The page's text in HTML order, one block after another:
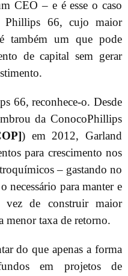
CEO – e é esse o caso
Phillips 66, cujo maior
também um que pode
de capital sem gerar
66, reconhece-o. Desde
da ConocoPhillips
) em 2012, Garland
para crescimento nos
– gastando no
necessário para manter e
vez de construir maior
menor taxa de retorno.
do que apenas a forma
em projetos de